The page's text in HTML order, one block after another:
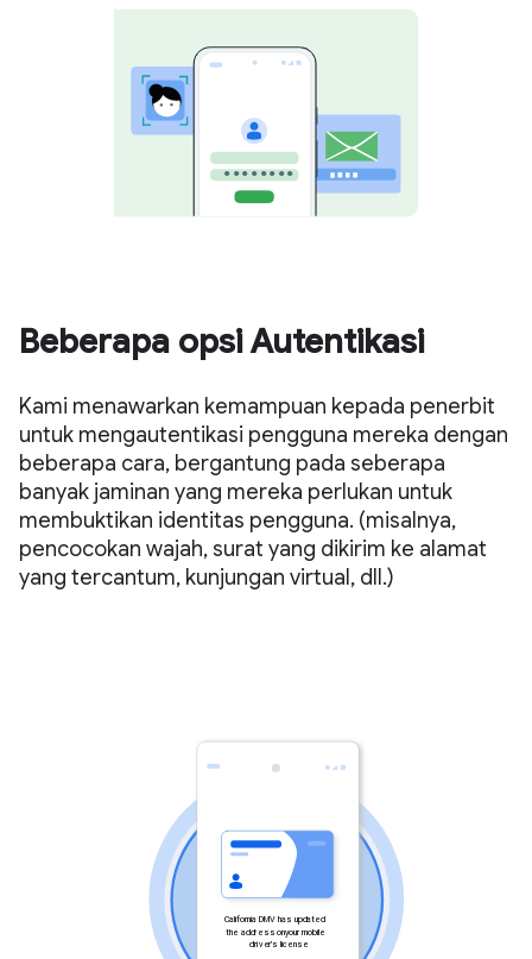
Beberapa opsi Autentikasi
Kami menawarkan kemampuan kepada penerbit
untuk mengautentikasi pengguna mereka dengan
beberapa cara, bergantung pada seberapa
banyak jaminan yang mereka perlukan untuk
membuktikan identitas pengguna. (misalnya,
pencocokan wajah, surat yang dikirim ke alamat
yang tercantum, kunjungan virtual, dll.)